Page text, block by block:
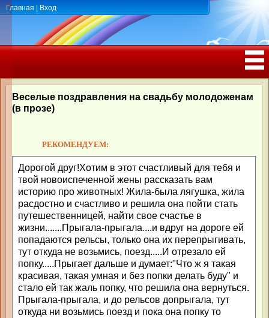
Главная Вход
РОЖДЕНИЯ, ЮБИЛЕЕМ
Веселые поздравления на свадьбу молодоженам
(в прозе)
РЕКОМЕНДУЕМ:
Дорогой друг!Хотим в этот счастливый для тебя и
твой новоиспеченной жены рассказать вам
историю про животных! Жила-была лягушка, жила
расдостно и счастливо и решила она пойти стать
путешественницей, найти свое счастье в
жизни.......Прыгала-прыгала....и вдруг на дороге ей
попадаются рельсы, только она их перепрыгивать,
тут откуда не возьмись, поезд.....И отрезало ей
попку.....Прыгает дальше и думает:"Что ж я такая
красивая, такая умная и без попки делать буду" и
стало ей так жаль попку, что решила она вернуться.
Прыгала-прыгала, и до рельсов допрыгала, тут
откуда ни возьмись поезд и пока она попку то